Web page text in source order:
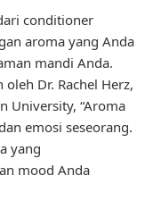
conditioner
aroma yang Anda
mandi Anda.
Dr. Rachel Herz,
University, “Aroma
emosi seseorang.
yang
mood Anda